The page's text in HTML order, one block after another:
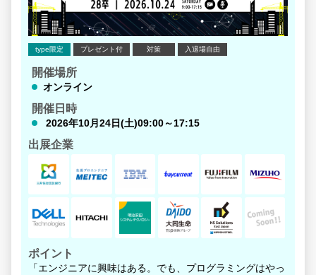
type限定 プレゼント付 対策 入退場自由
開催場所
オンライン
開催日時
2026年10月24日(土)09:00～17:15
出展企業
ポイント
「エンジニアに興味はある。でも、プログラミングはやっ